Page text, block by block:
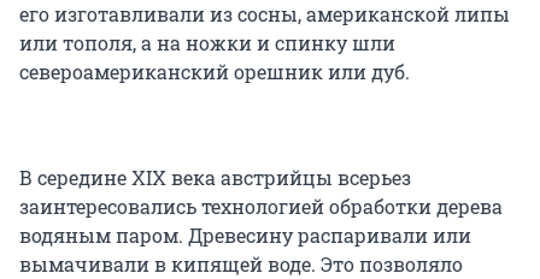
его изготавливали из сосны, американской липы
или тополя, а на ножки и спинку шли
североамериканский орешник или дуб.
В середине XIX века австрийцы всерьез
заинтересовались технологией обработки дерева
водяным паром. Древесину распаривали или
вымачивали в кипящей воде. Это позволяло